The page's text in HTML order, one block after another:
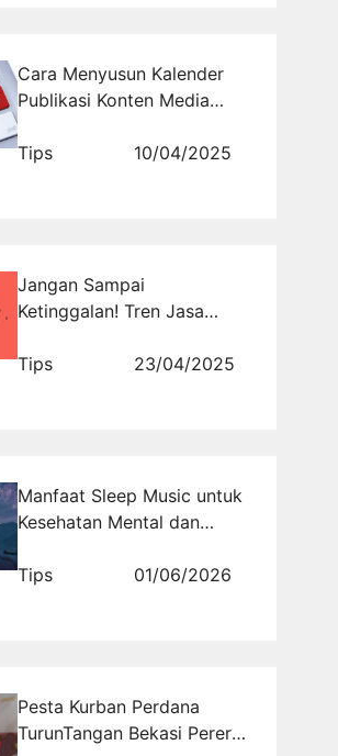
Cara Menyusun Kalender
Publikasi Konten Media
Tips
10/04/2025
Jangan Sampai
Ketinggalan! Tren Jasa
Kalangan Kreator
Tips 23/04/2025
Manfaat Sleep Music untuk
Kesehatan Mental dan
Tips
01/06/2026
Pesta Kurban Perdana
TurunTangan Bekasi Pererat